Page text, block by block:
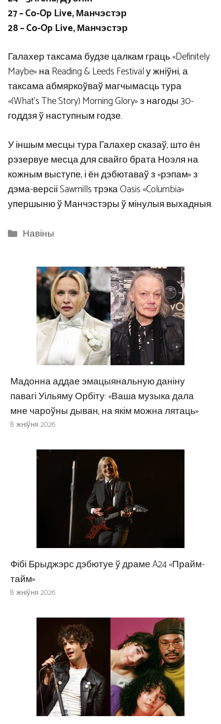
27 – Co-Op Live, Манчэстэр
28 – Co-Op Live, Манчэстэр
Галахер таксама будзе цалкам граць «Definitely
Maybe» на Reading & Leeds Festival у жніўні, а
таксама абмяркоўваў магчымасць тура
«(What’s The Story) Morning Glory» з нагоды 30-
годдзя ў наступным годзе.
У іншым месцы тура Галахер сказаў, што ён
рэзервуе месца для свайго брата Ноэля на
кожным выступе, і ён дэбютаваў з «рэпам» з
дэма-версіі Sawmills трэка Oasis «Columbia»
упершыню ў Манчэстэры ў мінулыя выхадныя.
Categories
Навіны
Мадонна аддае эмацыянальную даніну
павагі Уільяму Орбіту: «Ваша музыка дала
мне чароўны дыван, на якім можна лятаць»
8 жніўня 2026
Фібі Брыджэрс дэбютуе ў драме A24 «Прайм-
тайм»
8 жніўня 2026